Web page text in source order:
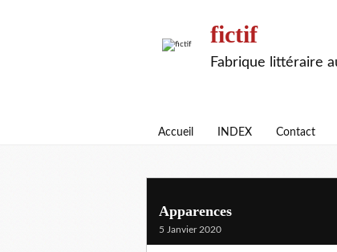
fictif
Fabrique littéraire
Accueil INDEX Contact
Apparences
5 Janvier 2020